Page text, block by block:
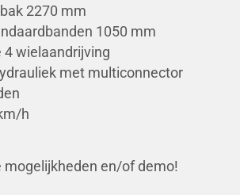
2270 mm
1050 mm
wielaandrijving
met multiconnector
h
mogelijkheden en/of demo!